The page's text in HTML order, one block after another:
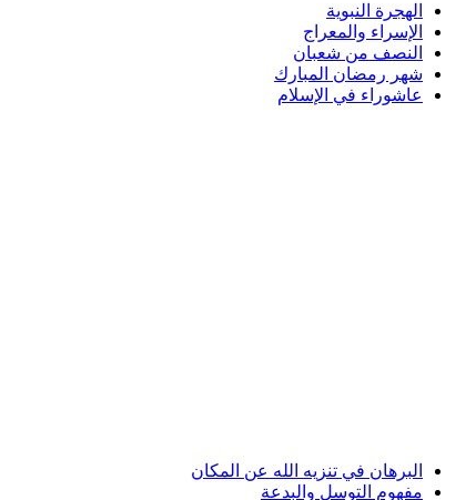
الهجرة النبوية
الإسراء والمعراج
النصف من شعبان
شهر رمضان المبارك
عاشوراء في الإسلام
البرهان في تنزيه الله عن المكان
مفهوم التوسل والبدعة